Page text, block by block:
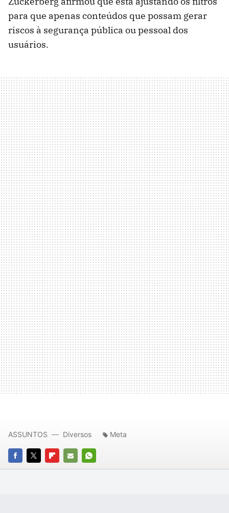
para que apenas conteúdos que possam gerar
riscos à segurança pública ou pessoal dos
usuários.
FACEBOOK
TWITTERFLIPBOARD
E-
WHATSAPP
ASSUNTOS Diversos Meta